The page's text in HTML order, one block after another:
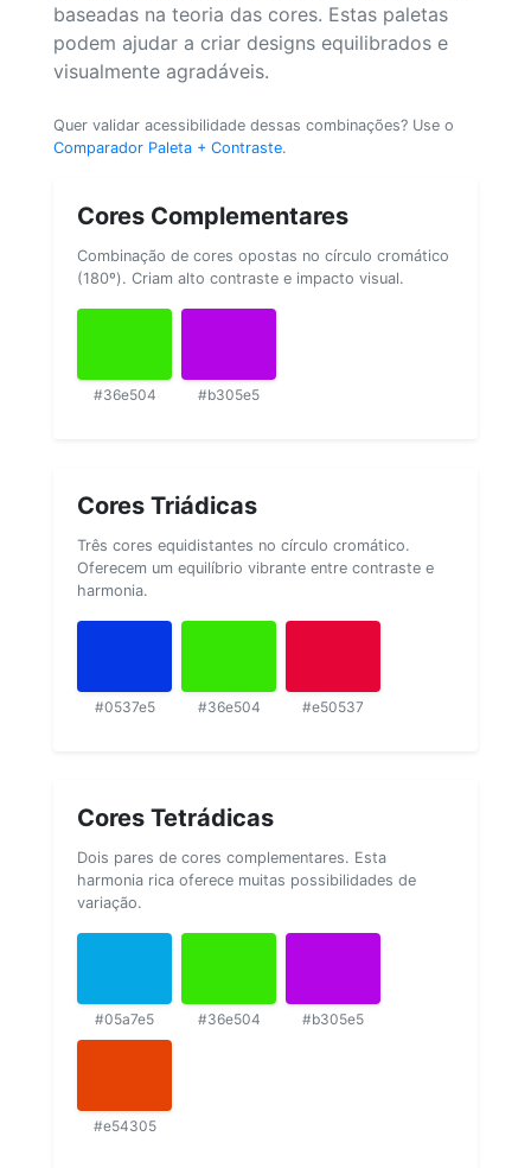
baseadas na teoria das cores. Estas paletas
podem ajudar a criar designs equilibrados e
visualmente agradáveis.
Quer validar acessibilidade dessas combinações? Use o
Comparador Paleta + Contraste.
Cores Complementares
Combinação de cores opostas no círculo cromático
(180º). Criam alto contraste e impacto visual.
#36e504 #b305e5
Cores Triádicas
Três cores equidistantes no círculo cromático.
Oferecem um equilíbrio vibrante entre contraste e
harmonia.
#0537e5 #36e504 #e50537
Cores Tetrádicas
Dois pares de cores complementares. Esta
harmonia rica oferece muitas possibilidades de
variação.
#05a7e5 #36e504 #b305e5
#e54305